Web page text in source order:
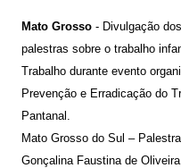
Mato Grosso - Divulgação
palestras sobre o trabalho
Trabalho durante evento
Prevenção e Erradicação do
Pantanal.
Mato Grosso do Sul –
Gonçalina Faustina de